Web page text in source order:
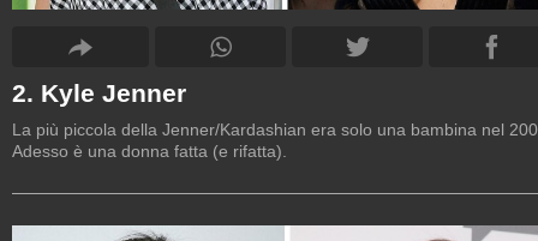
2. Kyle Jenner
La più piccola della Jenner/Kardashian era solo una bambina nel
Adesso è una donna fatta (e rifatta).